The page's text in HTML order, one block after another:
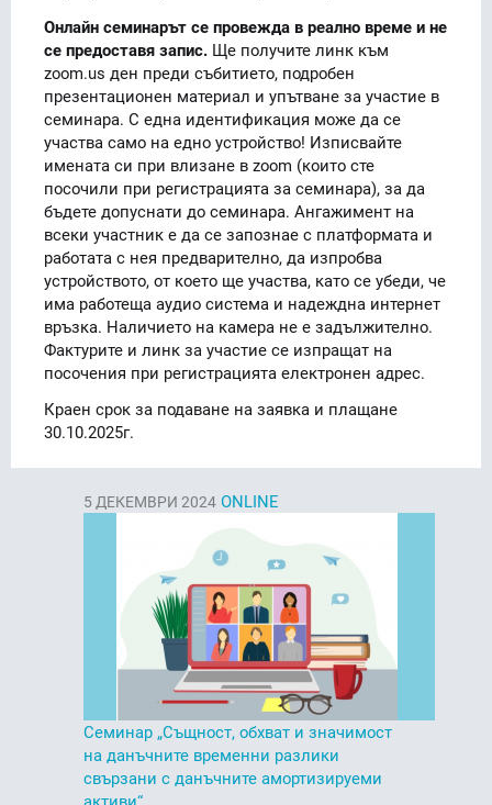
Онлайн семинарът се провежда в реално време и не
се предоставя запис. Ще получите линк към
zoom.us ден преди събитието, подробен
презентационен материал и упътване за участие в
семинара. С една идентификация може да се
участва само на едно устройство! Изписвайте
имената си при влизане в zoom (които сте
посочили при регистрацията за семинара), за да
бъдете допуснати до семинара. Ангажимент на
всеки участник е да се запознае с платформата и
работата с нея предварително, да изпробва
устройството, от което ще участва, като се убеди, че
има работеща аудио система и надеждна интернет
връзка. Наличието на камера не е задължително.
Фактурите и линк за участие се изпращат на
посочения при регистрацията електронен адрес.
Краен срок за подаване на заявка и плащане
30.10.2025г.
5 ДЕКЕМВРИ 2024 ONLINE
Семинар „Същност, обхват и значимост
на данъчните временни разлики
свързани с данъчните амортизируеми
активи“